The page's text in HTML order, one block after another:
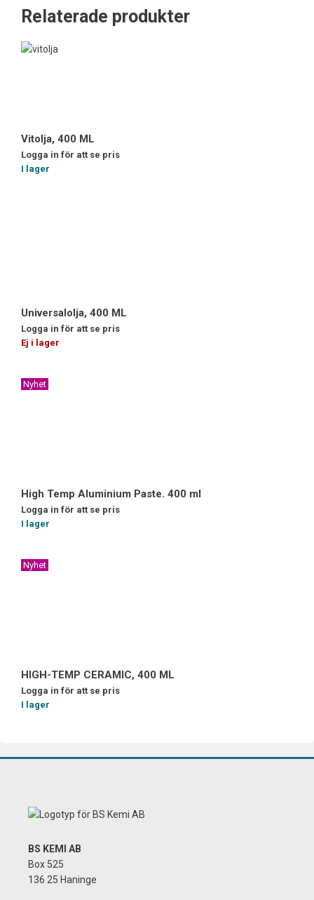
Relaterade produkter
Vitolja, 400 ML
Logga in för att se pris
I lager
Universalolja, 400 ML
Logga in för att se pris
Ej i lager
Nyhet
High Temp Aluminium Paste. 400 ml
Logga in för att se pris
I lager
Nyhet
HIGH-TEMP CERAMIC, 400 ML
Logga in för att se pris
I lager
BS KEMI AB
Box 525
136 25 Haninge